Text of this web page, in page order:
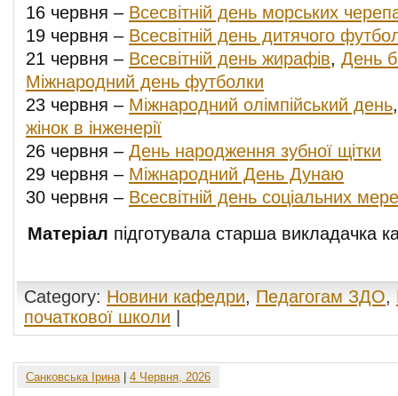
16 червня – Всесвітній день морських
19 червня – Всесвітній день дитячого
21 червня – Всесвітній день жирафів, День
Міжнародний день футболки
23 червня – Міжнародний олімпійський день
жінок в інженерії
26 червня – День народження зубної щітки
29 червня – Міжнародний День Дунаю
30 червня – Всесвітній день соціальних
Матеріал підготувала старша викладачка
Category: Новини кафедри, Педагогам ЗДО,
початкової школи
Санковська Ірина| 4 Червня, 2026